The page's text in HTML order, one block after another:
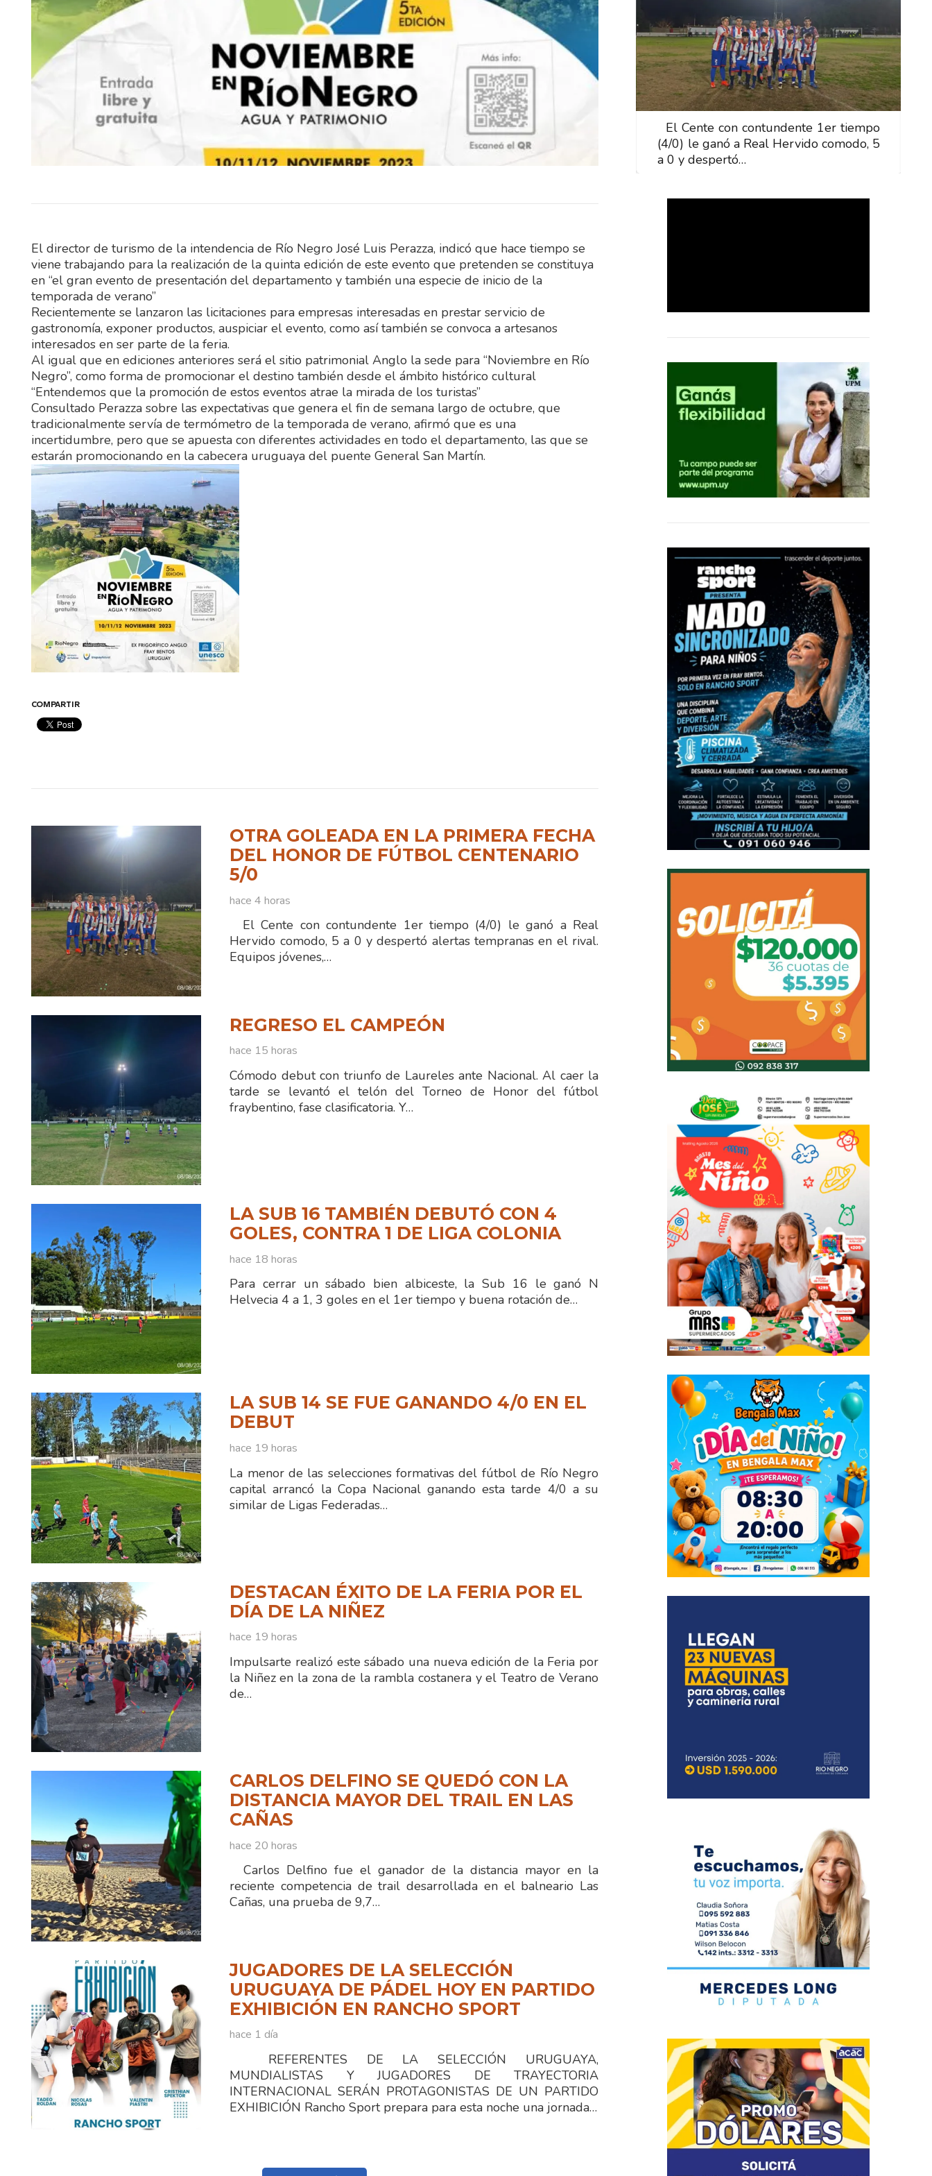
El director de turismo de la intendencia de Río Negro José Luis Perazza, indicó que hace tiempo se
viene trabajando para la realización de la quinta edición de este evento que pretenden se constituya
en “el gran evento de presentación del departamento y también una especie de inicio de la
temporada de verano”
Recientemente se lanzaron las licitaciones para empresas interesadas en prestar servicio de
gastronomía, exponer productos, auspiciar el evento, como así también se convoca a artesanos
interesados en ser parte de la feria.
Al igual que en ediciones anteriores será el sitio patrimonial Anglo la sede para “Noviembre en Río
Negro”, como forma de promocionar el destino también desde el ámbito histórico cultural
“Entendemos que la promoción de estos eventos atrae la mirada de los turistas”
Consultado Perazza sobre las expectativas que genera el fin de semana largo de octubre, que
tradicionalmente servía de termómetro de la temporada de verano, afirmó que es una
incertidumbre, pero que se apuesta con diferentes actividades en todo el departamento, las que se
estarán promocionando en la cabecera uruguaya del puente General San Martín.
COMPARTIR
OTRA GOLEADA EN LA PRIMERA FECHA
DEL HONOR DE FÚTBOL CENTENARIO
5/0
hace 4 horas
El Cente con contundente 1er tiempo (4/0) le ganó a Real
Hervido comodo, 5 a 0 y despertó alertas tempranas en el rival.
Equipos jóvenes,…
REGRESO EL CAMPEÓN
hace 15 horas
Cómodo debut con triunfo de Laureles ante Nacional. Al caer la
tarde se levantó el telón del Torneo de Honor del fútbol
fraybentino, fase clasificatoria. Y…
LA SUB 16 TAMBIÉN DEBUTÓ CON 4
GOLES, CONTRA 1 DE LIGA COLONIA
hace 18 horas
Para cerrar un sábado bien albiceste, la Sub 16 le ganó N
Helvecia 4 a 1, 3 goles en el 1er tiempo y buena rotación de…
LA SUB 14 SE FUE GANANDO 4/0 EN EL
DEBUT
hace 19 horas
La menor de las selecciones formativas del fútbol de Río Negro
capital arrancó la Copa Nacional ganando esta tarde 4/0 a su
similar de Ligas Federadas…
DESTACAN ÉXITO DE LA FERIA POR EL
DÍA DE LA NIÑEZ
hace 19 horas
Impulsarte realizó este sábado una nueva edición de la Feria por
la Niñez en la zona de la rambla costanera y el Teatro de Verano
de…
CARLOS DELFINO SE QUEDÓ CON LA
DISTANCIA MAYOR DEL TRAIL EN LAS
CAÑAS
hace 20 horas
Carlos Delfino fue el ganador de la distancia mayor en la
reciente competencia de trail desarrollada en el balneario Las
Cañas, una prueba de 9,7…
JUGADORES DE LA SELECCIÓN
URUGUAYA DE PÁDEL HOY EN PARTIDO
EXHIBICIÓN EN RANCHO SPORT
hace 1 día
REFERENTES DE LA SELECCIÓN URUGUAYA,
MUNDIALISTAS Y JUGADORES DE TRAYECTORIA
INTERNACIONAL SERÁN PROTAGONISTAS DE UN PARTIDO
EXHIBICIÓN Rancho Sport prepara para esta noche una jornada…
El Cente con contundente 1er tiempo
(4/0) le ganó a Real Hervido comodo, 5
a 0 y despertó…
El Cente con contundente 1er tiempo
(4/0) le ganó a Real Hervido comodo, 5
a 0 y despertó…
El Cente con contundente 1er tiempo
(4/0) le ganó a Real Hervido comodo, 5
a 0 y despertó…